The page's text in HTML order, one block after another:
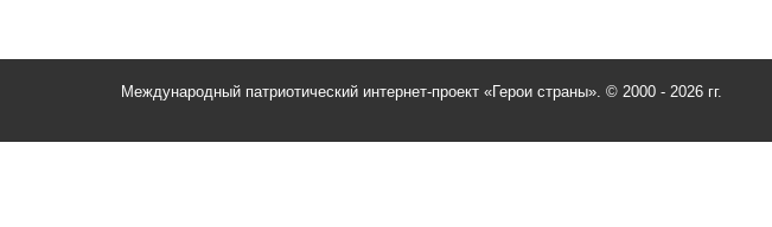
Международный патриотический интернет-проект «Герои страны». © 2000 - 2026 гг.